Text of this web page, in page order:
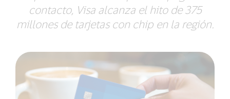
contacto, Visa alcanza el hito de 375
millones de tarjetas con chip en la región.